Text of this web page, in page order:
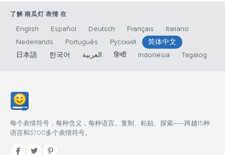
了解 南瓜灯 表情 在
English Español Deutsch Français
Italiano
Nederlands
Português Русский
简体中文
日本語
한국어 العربية हिन्दी Indonesia Tagalog
每个表情符号，每种含义，每种语言。复制、粘贴、探索——跨越15种
语言和3700多个表情符号。